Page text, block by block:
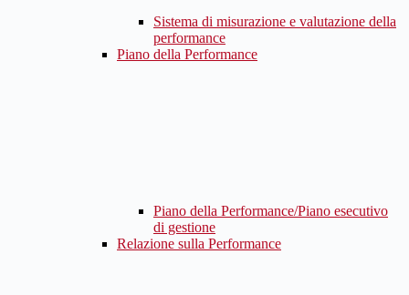
Sistema di misurazione e valutazione della
performance
Piano della Performance
Piano della Performance/Piano esecutivo
di gestione
Relazione sulla Performance